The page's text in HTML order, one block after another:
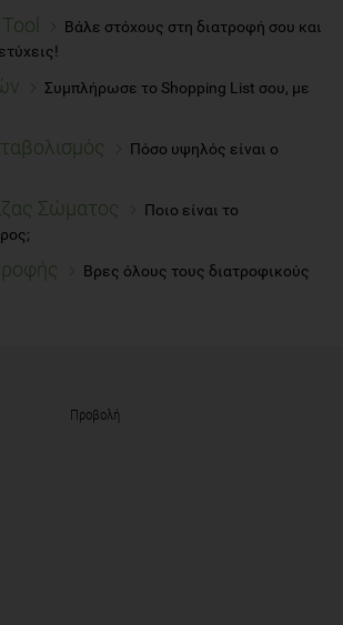
Βάλε στόχους στη διατροφή σου και
Συμπλήρωσε το Shopping List σου, με
Πόσο υψηλός είναι ο
Σώματος
Ποιο είναι το
Βρες όλους τους διατροφικούς
Προβολή